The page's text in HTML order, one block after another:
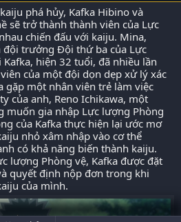
phá hủy, Kafka Hibino và
sẽ trở thành thành viên của Lực
chiến đấu với kaiju. Mina,
trưởng Đội thứ ba của Lực
hiện 32 tuổi, đã nhiều lần
của một đội dọn dẹp xử lý xác
gặp một nhân viên trẻ làm việc
của anh, Reno Ichikawa, một
muốn gia nhập Lực lượng Phòng
của Kafka thực hiện lại ước mơ
nhỏ xâm nhập vào cơ thể
có khả năng biến thành kaiju.
lượng Phòng vệ, Kafka được đặt
quyết định nộp đơn trong khi
của mình.